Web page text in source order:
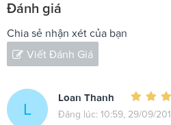
Đánh giá
Chia sẻ nhận xét của bạn
Viết Đánh Giá
L
Loan Thanh
Đăng lúc: 10:59, 29/09/